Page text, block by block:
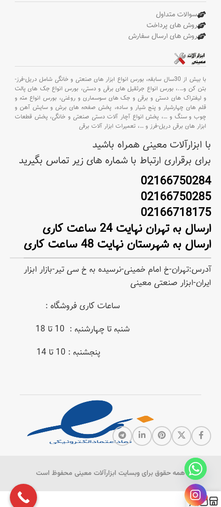
سوالات متداول
روش های پرداخت
روش های ارسال سفارش
با بیش از 30سال سابقه،
بورس انواع ابزار های صنعتی و خانگی شامل دریل-فرز-
بتن کن و….، بورس انواع جرثقیل های برقی و دستی، بورس انواع جک های پالت
و لیفتراک های دستی و برقی و جک های سوسماری و روغنی، بورس انواع مته و
قلم های چهارشیار و پنج شیار و ساده، پخش صفحه های برش و سایش آهن و
چوب و سنگ و …، پخش انواع آچار آلات دستی صنعتی و خانگی، پخش قطعات
ابزار های برقی دریل-فرز و …، تعمیرات ابزار آلات برقی
با ابزارآلات معینی همراه باشید
برای برقراری ارتباط با شماره های زیر تماس بگیرید
02166750284
02166750285
02166718175
ارسال به تهران نهایت 24 ساعت کاری
ارسال به شهرستان نهایت 48 ساعت کاری
آدرس:تهران-خ امام خمینی-نرسیده به خ سی تیر-بازار ابزار
ایران-ابزار صنعتی معینی
ساعات کاری فروشگاه :
شنبه تا چهارشنبه : 10 تا 18
پنجشنبه : 10 تا 14
همه حقوق برای وبسایت ابزارآلات معینی محفوظ است
0